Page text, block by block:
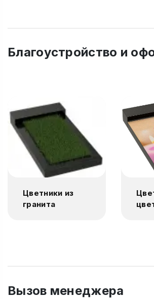
Благоустройство и
Цветники из
гранита
Вызов менеджера